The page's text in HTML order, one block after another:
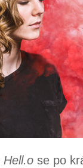
Hell.o se po